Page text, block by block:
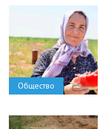
Общество